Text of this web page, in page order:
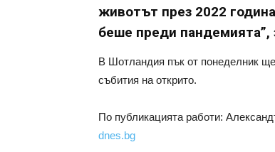
животът през 2022
беше преди пандемията”,
В Шотландия пък от понеделник
събития на открито.
По публикацията работи:
dnes.bg